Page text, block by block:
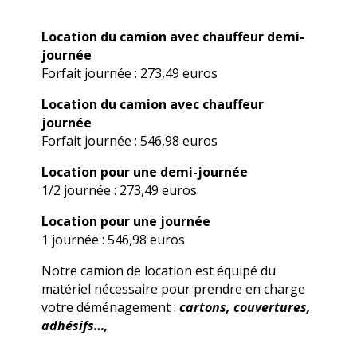
Location du camion avec chauffeur demi-
journée
Forfait journée : 273,49 euros
Location du camion avec chauffeur
journée
Forfait journée : 546,98 euros
Location pour une demi-journée
1/2 journée : 273,49 euros
Location pour une journée
1 journée : 546,98 euros
Notre camion de location est équipé du
matériel nécessaire pour prendre en charge
votre déménagement : cartons, couvertures,
adhésifs…,